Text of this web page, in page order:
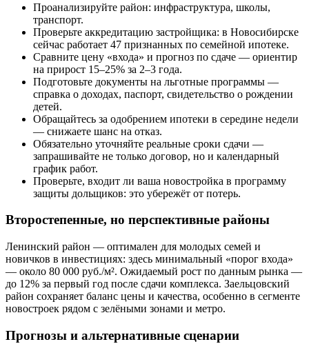
Проанализируйте район: инфраструктура, школы,
транспорт.
Проверьте аккредитацию застройщика: в Новосибирске
сейчас работает 47 признанных по семейной ипотеке.
Сравните цену «входа» и прогноз по сдаче — ориентир
на прирост 15–25% за 2–3 года.
Подготовьте документы на льготные программы —
справка о доходах, паспорт, свидетельство о рождении
детей.
Обращайтесь за одобрением ипотеки в середине недели
— снижаете шанс на отказ.
Обязательно уточняйте реальные сроки сдачи —
запрашивайте не только договор, но и календарный
график работ.
Проверьте, входит ли ваша новостройка в программу
защиты дольщиков: это убережёт от потерь.
Второстепенные, но перспективные районы
Ленинский район — оптимален для молодых семей и
новичков в инвестициях: здесь минимальный «порог входа»
— около 80 000 руб./м². Ожидаемый рост по данным рынка —
до 12% за первый год после сдачи комплекса. Заельцовский
район сохраняет баланс цены и качества, особенно в сегменте
новостроек рядом с зелёными зонами и метро.
Прогнозы и альтернативные сценарии